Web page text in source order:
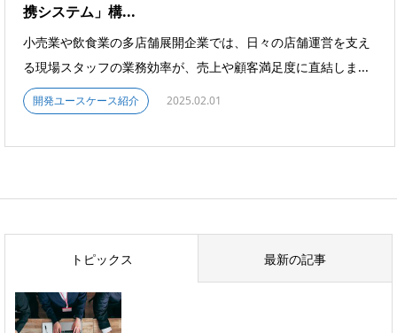
携システム」構...
小売業や飲食業の多店舗展開企業では、日々の店舗運営を支え
る現場スタッフの業務効率が、売上や顧客満足度に直結しま...
開発ユースケース紹介 2025.02.01
トピックス 最新の記事